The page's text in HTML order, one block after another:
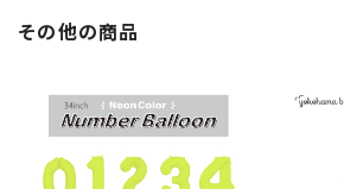
その他の商品